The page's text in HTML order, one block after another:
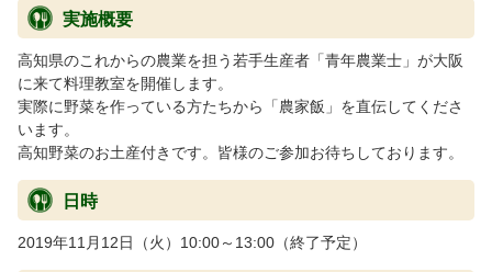
実施概要
高知県のこれからの農業を担う若手生産者「青年農業士」が大阪
に来て料理教室を開催します。
実際に野菜を作っている方たちから「農家飯」を直伝してくださ
います。
高知野菜のお土産付きです。皆様のご参加お待ちしております。
日時
2019年11月12日（火）10:00～13:00（終了予定）